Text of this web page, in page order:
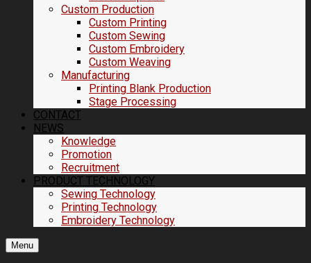
Custom Production
Custom Printing
Custom Sewing
Custom Embroidery
Custom Weaving
Manufacturing
Printing Blank Production
Stage Processing
CONTACT
NEWS
Knowledge
Promotion
Recruitment
PRODUCT TECHNOLOGY
Sewing Technology
Printing Technology
Embroidery Technology
Menu